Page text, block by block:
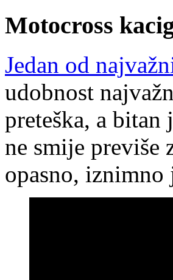
Motocross
Jedan od
udobnost
preteška, a
ne smije previše
opasno, iznimno